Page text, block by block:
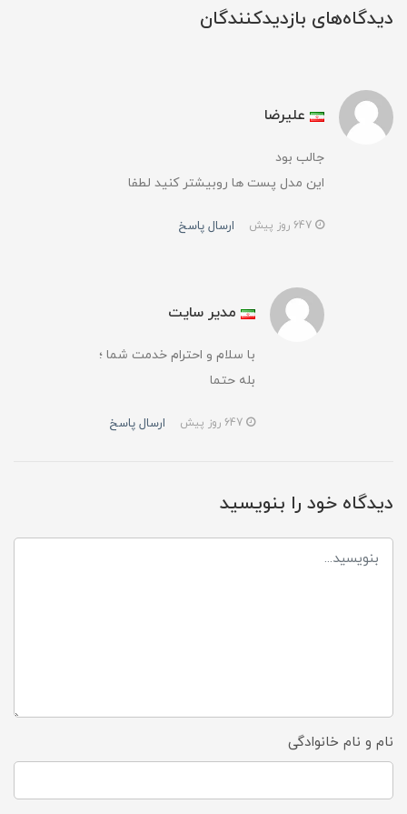
دیدگاه‌های بازدیدکنندگان
علیرضا
جالب بود
این مدل پست ها رو‌بیشتر کنید لطفا
ارسال پاسخ
مدیر سایت
با سلام و احترام خدمت شما ؛
بله حتما
ارسال پاسخ
دیدگاه خود را بنویسید
نام و نام خانوادگی